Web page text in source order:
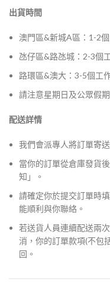
出貨時間
澳門區&新城A區：1-2個
氹仔區&路氹城：2-3個
路環區&澳大：3-5個工
請注意星期日及公眾假
配送詳情
我們會派專人將訂單寄
當你的訂單從倉庫發貨
知」。
請確定你於提交訂單時
能順利與你聯絡。
若送貨人員連續配送兩
消，你的訂單款項(不包
回。